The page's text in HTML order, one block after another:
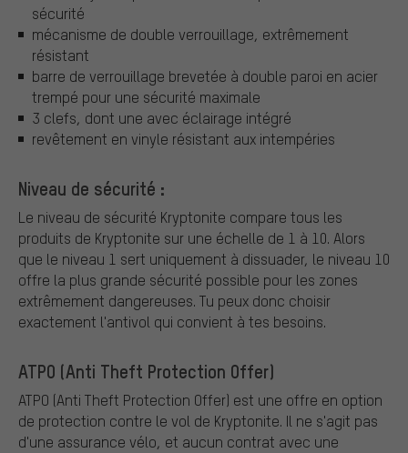
sécurité
mécanisme de double verrouillage, extrêmement
résistant
barre de verrouillage brevetée à double paroi en acier
trempé pour une sécurité maximale
3 clefs, dont une avec éclairage intégré
revêtement en vinyle résistant aux intempéries
Niveau de sécurité :
Le niveau de sécurité Kryptonite compare tous les
produits de Kryptonite sur une échelle de 1 à 10. Alors
que le niveau 1 sert uniquement à dissuader, le niveau 10
offre la plus grande sécurité possible pour les zones
extrêmement dangereuses. Tu peux donc choisir
exactement l'antivol qui convient à tes besoins.
ATPO (Anti Theft Protection Offer)
ATPO (Anti Theft Protection Offer) est une offre en option
de protection contre le vol de Kryptonite. Il ne s'agit pas
d'une assurance vélo, et aucun contrat avec une